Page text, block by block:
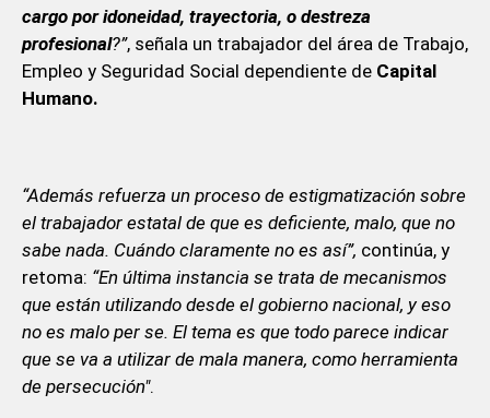
cargo por idoneidad, trayectoria, o destreza
profesional?”, señala un trabajador del área de Trabajo,
Empleo y Seguridad Social dependiente de Capital
Humano.
“Además refuerza un proceso de estigmatización sobre
el trabajador estatal de que es deficiente, malo, que no
sabe nada. Cuándo claramente no es así”, continúa, y
retoma: “En última instancia se trata de mecanismos
que están utilizando desde el gobierno nacional, y eso
no es malo per se. El tema es que todo parece indicar
que se va a utilizar de mala manera, como herramienta
de persecución".